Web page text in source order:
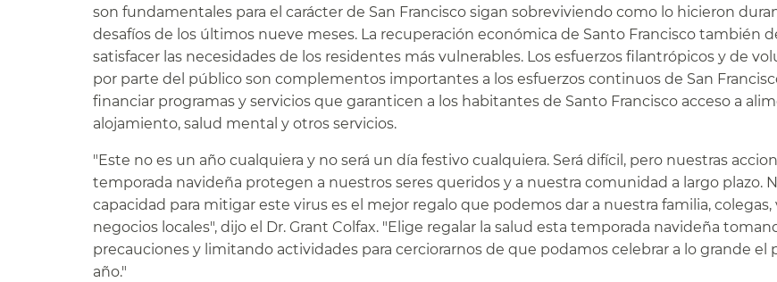
son fundamentales para el carácter de San Francisco sigan sobreviviendo como lo hicieron
desafíos de los últimos nueve meses. La recuperación económica de Santo Francisco también
satisfacer las necesidades de los residentes más vulnerables. Los esfuerzos filantrópicos y de
por parte del público son complementos importantes a los esfuerzos continuos de San
financiar programas y servicios que garanticen a los habitantes de Santo Francisco acceso a
alojamiento, salud mental y otros servicios.​​
"Este no es un año cualquiera y no será un día festivo cualquiera. Será difícil, pero nuestras
temporada navideña protegen a nuestros seres queridos y a nuestra comunidad a largo plazo.
capacidad para mitigar este virus es el mejor regalo que podemos dar a nuestra familia, colegas,
negocios locales", dijo el Dr. Grant Colfax. "Elige regalar la salud esta temporada navideña
precauciones y limitando actividades para cerciorarnos de que podamos celebrar a lo grande el
año."​​